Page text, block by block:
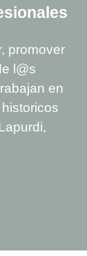
promover
l@s
en